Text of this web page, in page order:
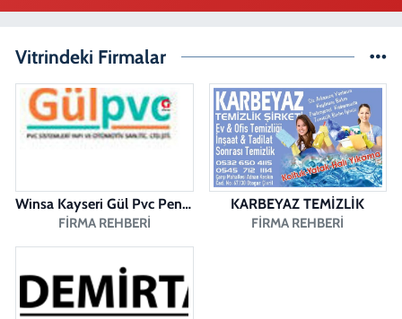
Ada Eczanesi
BAHÇELİEVLER MAH. BAHÇELİEVLER CAD. 3023 SOK. NO:71 B
Pamukkale Aktürk Eczanesi
Fatıh Eczanesi
Vitrindeki Firmalar
Winsa Kayseri Gül Pvc Pencere Kayseri Winsa
FIRMA REHBERI
KARBEYAZ TEMİZLİK
FIRMA REHBERI